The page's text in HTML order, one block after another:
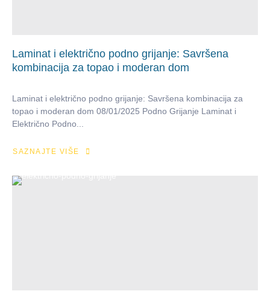
Laminat i električno podno grijanje: Savršena
kombinacija za topao i moderan dom
Laminat i električno podno grijanje: Savršena kombinacija za
topao i moderan dom 08/01/2025 Podno Grijanje Laminat i
Električno Podno...
SAZNAJTE VIŠE